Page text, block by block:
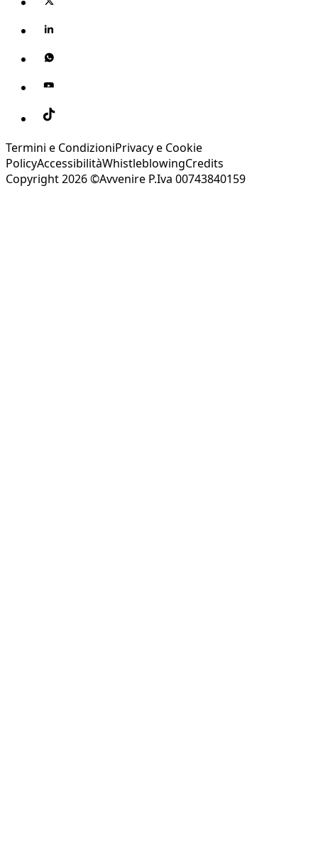
Termini e CondizioniPrivacy e Cookie
PolicyAccessibilitàWhistleblowingCredits
Copyright 2026 ©Avvenire P.Iva 00743840159